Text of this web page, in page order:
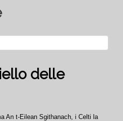
delle
An t-Eilean Sgithanach, i Celti la